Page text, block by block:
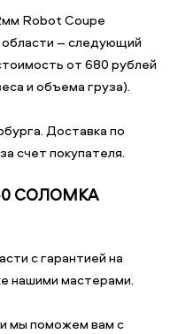
Robot Coupe
– следующий
от 680 рублей
и объема груза).
Доставка по
счет покупателя.
СОЛОМКА
с гарантией на
нашими мастерами.
мы поможем вам с